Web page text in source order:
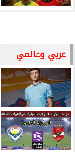
عربي وعالمي